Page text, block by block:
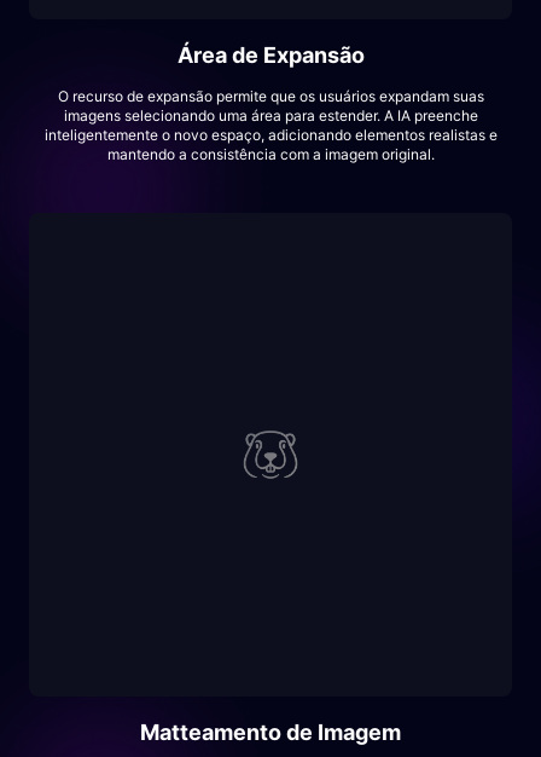
Área de Expansão
O recurso de expansão permite que os usuários expandam suas
imagens selecionando uma área para estender. A IA preenche
inteligentemente o novo espaço, adicionando elementos realistas e
mantendo a consistência com a imagem original.
Matteamento de Imagem